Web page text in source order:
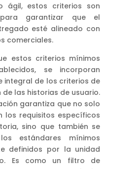
ágil, estos criterios son
garantizar que el
esté alineado con
comerciales.
estos criterios mínimos
se incorporan
integral de los criterios de
las historias de usuario.
garantiza que no solo
los requisitos específicos
sino que también se
estándares mínimos
definidos por la unidad
Es como un filtro de